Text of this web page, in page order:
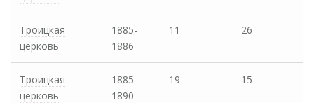
Троицкая
церковь
1885-
1886
11 26
Троицкая
церковь
1885-
1890
19 15